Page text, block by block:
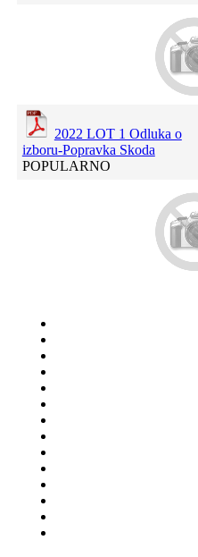
2022 LOT 1 Odluka o
izboru-Popravka Skoda
POPULARNO